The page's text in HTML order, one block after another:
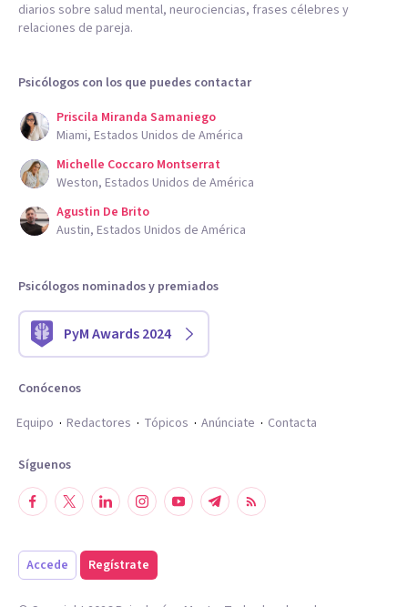
diarios sobre salud mental, neurociencias, frases célebres y
relaciones de pareja.
Psicólogos con los que puedes contactar
Priscila Miranda Samaniego
Miami, Estados Unidos de América
Michelle Coccaro Montserrat
Weston, Estados Unidos de América
Agustin De Brito
Austin, Estados Unidos de América
Psicólogos nominados y premiados
PyM Awards 2024
Conócenos
Equipo
Redactores Tópicos Anúnciate Contacta
Síguenos
Accede Regístrate